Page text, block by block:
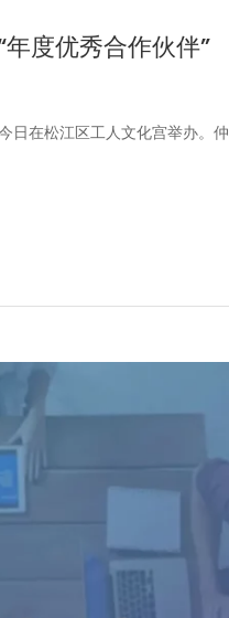
度优秀合作伙伴”
日在松江区工人文化宫举办。仲